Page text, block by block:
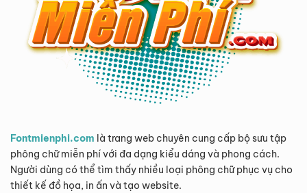
Fontmienphi.com là trang web chuyên cung cấp bộ sưu tập
phông chữ miễn phí với đa dạng kiểu dáng và phong cách.
Người dùng có thể tìm thấy nhiều loại phông chữ phục vụ cho
thiết kế đồ họa, in ấn và tạo website.